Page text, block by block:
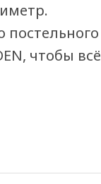
постельного
чтобы всё